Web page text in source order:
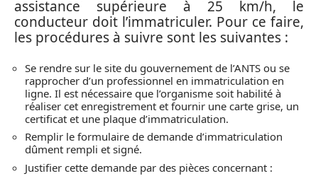
assistance supérieure à 25 km/h, le
conducteur doit l’immatriculer. Pour ce faire,
les procédures à suivre sont les suivantes :
Se rendre sur le site du gouvernement de l’ANTS ou se
rapprocher d’un professionnel en immatriculation en
ligne. Il est nécessaire que l’organisme soit habilité à
réaliser cet enregistrement et fournir une carte grise, un
certificat et une plaque d’immatriculation.
Remplir le formulaire de demande d’immatriculation
dûment rempli et signé.
Justifier cette demande par des pièces concernant :